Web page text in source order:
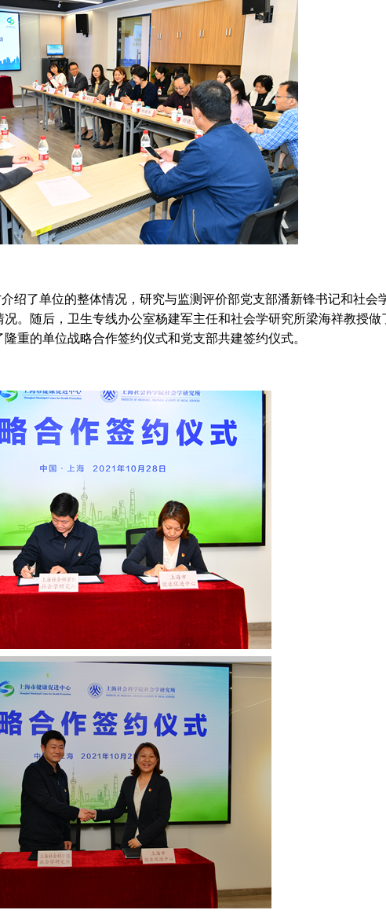
绍了单位的整体情况，研究与监测评价部党支部潘新锋书记和社会
。随后，卫生专线办公室杨建军主任和社会学研究所梁海祥教授做
重的单位战略合作签约仪式和党支部共建签约仪式。